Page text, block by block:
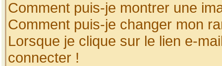
Comment puis-je montrer une
Comment puis-je changer mon
Lorsque je clique sur le lien e-
connecter !